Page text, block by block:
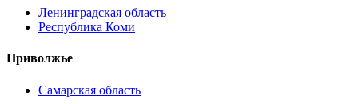
Ленинградская область
Республика Коми
Приволжье
Самарская область